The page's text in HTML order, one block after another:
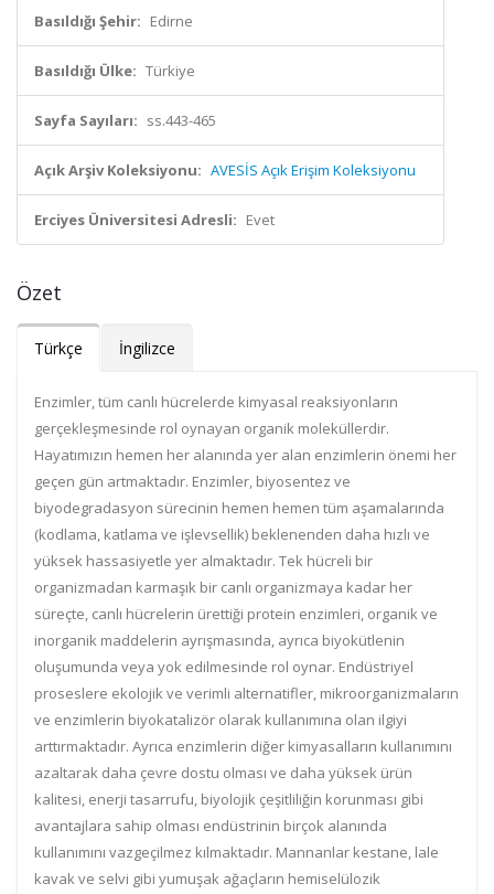
Basıldığı Şehir: Edirne
Basıldığı Ülke: Türkiye
Sayfa Sayıları: ss.443-465
Açık Arşiv Koleksiyonu: AVESİS Açık Erişim Koleksiyonu
Erciyes Üniversitesi Adresli: Evet
Özet
Türkçe İngilizce
Enzimler, tüm canlı hücrelerde kimyasal reaksiyonların
gerçekleşmesinde rol oynayan organik moleküllerdir.
Hayatımızın hemen her alanında yer alan enzimlerin önemi her
geçen gün artmaktadır. Enzimler, biyosentez ve
biyodegradasyon sürecinin hemen hemen tüm aşamalarında
(kodlama, katlama ve işlevsellik) beklenenden daha hızlı ve
yüksek hassasiyetle yer almaktadır. Tek hücreli bir
organizmadan karmaşık bir canlı organizmaya kadar her
süreçte, canlı hücrelerin ürettiği protein enzimleri, organik ve
inorganik maddelerin ayrışmasında, ayrıca biyokütlenin
oluşumunda veya yok edilmesinde rol oynar. Endüstriyel
proseslere ekolojik ve verimli alternatifler, mikroorganizmaların
ve enzimlerin biyokatalizör olarak kullanımına olan ilgiyi
arttırmaktadır. Ayrıca enzimlerin diğer kimyasalların kullanımını
azaltarak daha çevre dostu olması ve daha yüksek ürün
kalitesi, enerji tasarrufu, biyolojik çeşitliliğin korunması gibi
avantajlara sahip olması endüstrinin birçok alanında
kullanımını vazgeçilmez kılmaktadır. Mannanlar kestane, lale
kavak ve selvi gibi yumuşak ağaçların hemiselülozik